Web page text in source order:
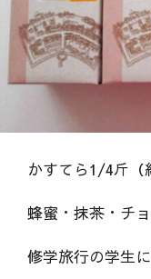
かすてら1/4斤（
蜂蜜・抹茶・チ
修学旅行の学生